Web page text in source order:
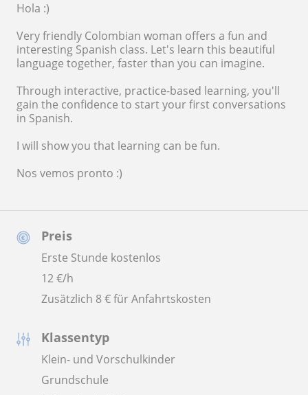
Preis
Erste Stunde kostenlos
12€/h
Zusätzlich 8 € für Anfahrtskosten
Klassentyp
Klein- und Vorschulkinder
Grundschule
Hola :)
Very friendly Colombian woman offers a fun and
interesting Spanish class. Let's learn this beautiful
language together, faster than you can imagine.
Through interactive, practice-based learning, you'll
gain the confidence to start your first conversations
in Spanish.
I will show you that learning can be fun.
Nos vemos pronto :)